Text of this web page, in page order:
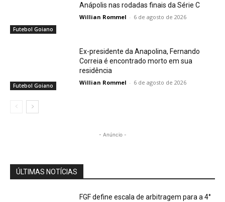
Futebol Goiano
Anápolis nas rodadas finais da Série C
Willian Rommel - 6 de agosto de 2026
Futebol Goiano
Ex-presidente da Anapolina, Fernando
Correia é encontrado morto em sua
residência
Willian Rommel - 6 de agosto de 2026
- Anúncio -
ÚLTIMAS NOTÍCIAS
FGF define escala de arbitragem para a 4°